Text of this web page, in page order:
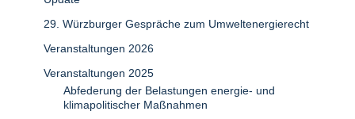
29. Würzburger Gespräche zum Umweltenergierecht
Veranstaltungen 2026
Veranstaltungen 2025
Abfederung der Belastungen energie- und
klimapolitischer Maßnahmen